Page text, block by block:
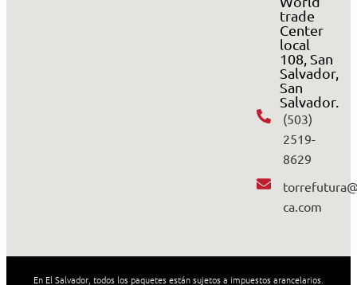
trade
Center
local
108, San
Salvador,
San
Salvador.
(503)
2519-
8629
ca.com
En El Salvador, todos los paquetes están sujetos a impuestos arancelarios.